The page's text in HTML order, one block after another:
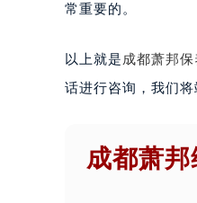
常重要的。
以上就是 成都萧邦
话进行咨询，我们将
成都萧